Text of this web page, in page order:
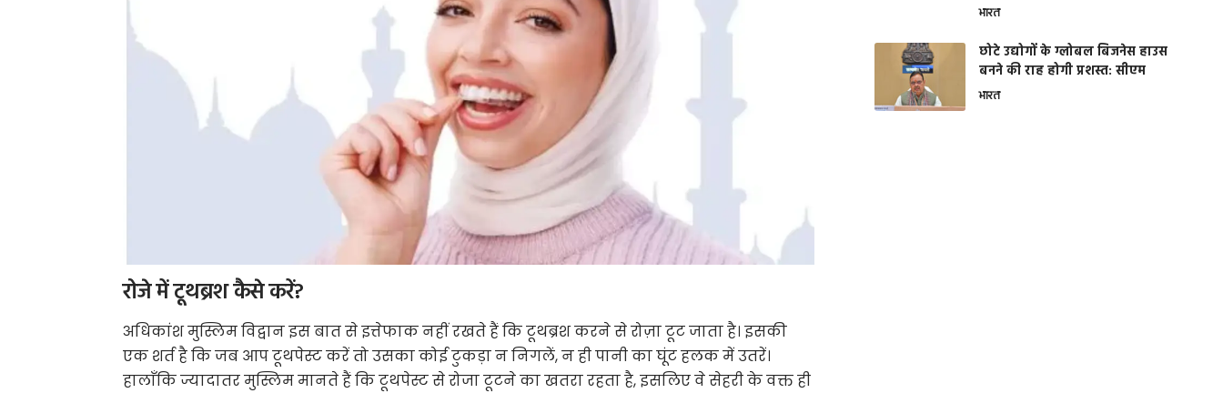
रोजे में टूथब्रश कैसे करें?
अधिकांश मुस्लिम विद्वान इस बात से इत्तेफाक नहीं रखते हैं कि टूथब्रश करने से रोज़ा टूट जाता है। इसकी
एक शर्त है कि जब आप टूथपेस्ट करें तो उसका कोई टुकड़ा न निगलें, न ही पानी का घूंट हलक में उतरें।
हालाँकि ज्यादातर मुस्लिम मानते हैं कि टूथपेस्ट से रोजा टूटने का खतरा रहता है, इसलिए वे सेहरी के वक्त ही
भारत
छोटे उद्योगों के ग्लोबल बिजनेस हाउस
बनने की राह होगी प्रशस्त: सीएम
भारत